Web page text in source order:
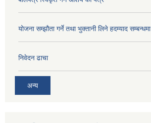
योजना सम्झौता गर्ने तथा भुक्तानी लिने हदम्याद सम्बन्धमा
निवेदन ढाचा
अन्य